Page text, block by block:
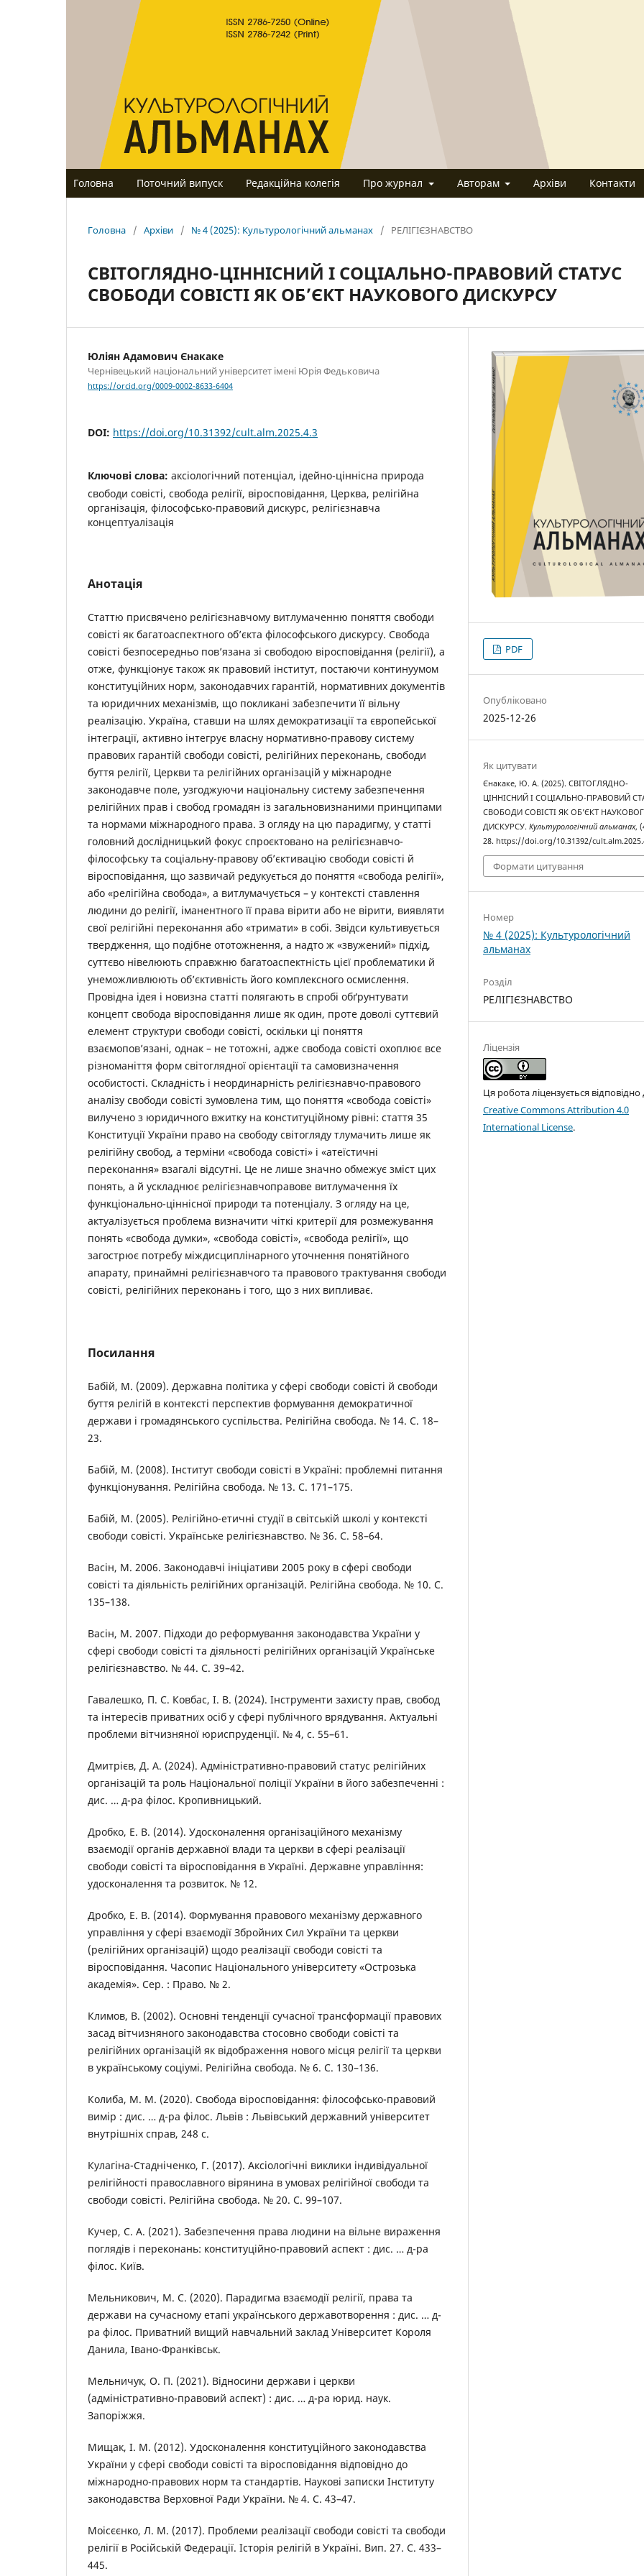
Головна Поточний випуск Редакційна колегія Про журнал Авторам Архіви Контакти
Головна / Архіви / № 4 (2025): Культурологічний альманах / РЕЛІГІЄЗНАВСТВО
СВІТОГЛЯДНО-ЦІННІСНИЙ І СОЦІАЛЬНО-ПРАВОВИЙ СТАТУС
СВОБОДИ СОВІСТІ ЯК ОБ’ЄКТ НАУКОВОГО ДИСКУРСУ
Юліян Адамович Єнакаке
Чернівецький національний університет імені Юрія Федьковича
https://orcid.org/0009-0002-8633-6404
DOI: https://doi.org/10.31392/cult.alm.2025.4.3
Ключові слова: аксіологічний потенціал, ідейно-ціннісна природа
свободи совісті, свобода релігії, віросповідання, Церква, релігійна
організація, філософсько-правовий дискурс, релігієзнавча
концептуалізація
Анотація
Статтю присвячено релігієзнавчому витлумаченню поняття свободи
совісті як багатоаспектного об’єкта філософського дискурсу. Свобода
совісті безпосередньо пов’язана зі свободою віросповідання (релігії), а
отже, функціонує також як правовий інститут, постаючи континуумом
конституційних норм, законодавчих гарантій, нормативних документів
та юридичних механізмів, що покликані забезпечити її вільну
реалізацію. Україна, ставши на шлях демократизації та європейської
інтеграції, активно інтегрує власну нормативно-правову систему
правових гарантій свободи совісті, релігійних переконань, свободи
буття релігії, Церкви та релігійних організацій у міжнародне
законодавче поле, узгоджуючи національну систему забезпечення
релігійних прав і свобод громадян із загальновизнаними принципами
та нормами міжнародного права. З огляду на цю парадигму, у статті
головний дослідницький фокус спроєктовано на релігієзнавчо-
філософську та соціальну-правову об’єктивацію свободи совісті й
віросповідання, що зазвичай редукується до поняття «свобода релігії»,
або «релігійна свобода», а витлумачується – у контексті ставлення
людини до релігії, іманентного її права вірити або не вірити, виявляти
свої релігійні переконання або «тримати» в собі. Звідси культивується
твердження, що подібне ототожнення, а надто ж «звужений» підхід,
суттєво нівелюють справжню багатоаспектність цієї проблематики й
унеможливлюють об’єктивність його комплексного осмислення.
Провідна ідея і новизна статті полягають в спробі обґрунтувати
концепт свобода віросповідання лише як один, проте доволі суттєвий
елемент структури свободи совісті, оскільки ці поняття
взаємопов’язані, однак – не тотожні, адже свобода совісті охоплює все
різноманіття форм світоглядної орієнтації та самовизначення
особистості. Складність і неординарність релігієзнавчо-правового
аналізу свободи совісті зумовлена тим, що поняття «свобода совісті»
вилучено з юридичного вжитку на конституційному рівні: стаття 35
Конституції України право на свободу світогляду тлумачить лише як
релігійну свобод, а терміни «свобода совісті» і «атеїстичні
переконання» взагалі відсутні. Це не лише значно обмежує зміст цих
понять, а й ускладнює релігієзнавчоправове витлумачення їх
функціонально-ціннісної природи та потенціалу. З огляду на це,
актуалізується проблема визначити чіткі критерії для розмежування
понять «свобода думки», «свобода совісті», «свобода релігії», що
загострює потребу міждисциплінарного уточнення понятійного
апарату, принаймні релігієзнавчого та правового трактування свободи
совісті, релігійних переконань і того, що з них випливає.
Посилання
Бабій, М. (2009). Державна політика у сфері свободи совісті й свободи
буття релігій в контексті перспектив формування демократичної
держави і громадянського суспільства. Релігійна свобода. № 14. С. 18–
23.
Бабій, М. (2008). Інститут свободи совісті в Україні: проблемні питання
функціонування. Релігійна свобода. № 13. С. 171–175.
Бабій, М. (2005). Релігійно-етичні студії в світській школі у контексті
свободи совісті. Українське релігієзнавство. № 36. С. 58–64.
Васін, М. 2006. Законодавчі ініціативи 2005 року в сфері свободи
совісті та діяльність релігійних організацій. Релігійна свобода. № 10. С.
135–138.
Васін, М. 2007. Підходи до реформування законодавства України у
сфері свободи совісті та діяльності релігійних організацій Українське
релігієзнавство. № 44. С. 39–42.
Гавалешко, П. С. Ковбас, І. В. (2024). Інструменти захисту прав, свобод
та інтересів приватних осіб у сфері публічного врядування. Актуальні
проблеми вітчизняної юриспруденції. № 4, с. 55–61.
Дмитрієв, Д. А. (2024). Адміністративно-правовий статус релігійних
організацій та роль Національної поліції України в його забезпеченні :
дис. … д-ра філос. Кропивницький.
Дробко, Е. В. (2014). Удосконалення організаційного механізму
взаємодії органів державної влади та церкви в сфері реалізації
свободи совісті та віросповідання в Україні. Державне управління:
удосконалення та розвиток. № 12.
Дробко, Е. В. (2014). Формування правового механізму державного
управління у сфері взаємодії Збройних Сил України та церкви
(релігійних організацій) щодо реалізації свободи совісті та
віросповідання. Часопис Національного університету «Острозька
академія». Сер. : Право. № 2.
Климов, В. (2002). Основні тенденції сучасної трансформації правових
засад вітчизняного законодавства стосовно свободи совісті та
релігійних організацій як відображення нового місця релігії та церкви
в українському соціумі. Релігійна свобода. № 6. С. 130–136.
Колиба, М. М. (2020). Свобода віросповідання: філософсько-правовий
вимір : дис. … д-ра філос. Львів : Львівський державний університет
внутрішніх справ, 248 с.
Кулагіна-Стадніченко, Г. (2017). Аксіологічні виклики індивідуальної
релігійності православного вірянина в умовах релігійної свободи та
свободи совісті. Релігійна свобода. № 20. С. 99–107.
Кучер, С. А. (2021). Забезпечення права людини на вільне вираження
поглядів і переконань: конституційно-правовий аспект : дис. … д-ра
філос. Київ.
Мельникович, М. С. (2020). Парадигма взаємодії релігії, права та
держави на сучасному етапі українського державотворення : дис. … д-
ра філос. Приватний вищий навчальний заклад Університет Короля
Данила, Івано-Франківськ.
Мельничук, О. П. (2021). Відносини держави і церкви
(адміністративно-правовий аспект) : дис. … д-ра юрид. наук.
Запоріжжя.
Мищак, І. М. (2012). Удосконалення конституційного законодавства
України у сфері свободи совісті та віросповідання відповідно до
міжнародно-правових норм та стандартів. Наукові записки Інституту
законодавства Верховної Ради України. № 4. С. 43–47.
Моісєєнко, Л. М. (2017). Проблеми реалізації свободи совісті та свободи
релігії в Російській Федерації. Історія релігій в Україні. Вип. 27. С. 433–
445.
PDF
Опубліковано
2025-12-26
Як цитувати
Єнакаке, Ю. А. (2025). СВІТОГЛЯДНО-
ЦІННІСНИЙ І СОЦІАЛЬНО-ПРАВОВИЙ
СВОБОДИ СОВІСТІ ЯК ОБ’ЄКТ
ДИСКУРСУ.Культурологічний альманах,
28. https://doi.org/10.31392/
Формати цитування
Номер
№ 4 (2025): Культурологічний
альманах
Розділ
РЕЛІГІЄЗНАВСТВО
Ліцензія
Ця робота ліцензується відповідно
Creative Commons Attribution 4.0
International License.